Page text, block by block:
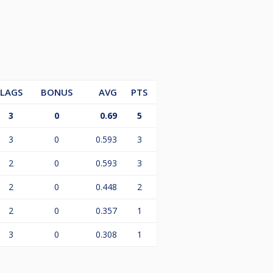
er den Jackpotanteil des
LAGS BONUS AVG
PTS
3 0 0.69 5
3 0 0.593 3
2 0 0.593 3
2 0 0.448 2
2 0 0.357 1
3 0 0.308 1